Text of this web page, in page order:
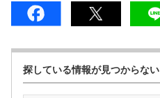
探している情報が見つからない